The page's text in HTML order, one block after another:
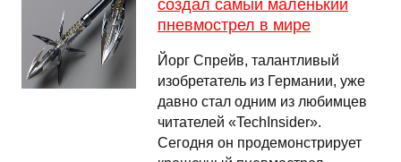
создал самый маленький
пневмострел в мире
Йорг Спрейв, талантливый
изобретатель из Германии, уже
давно стал одним из любимцев
читателей «TechInsider».
Сегодня он продемонстрирует